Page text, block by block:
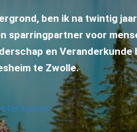
ben ik na twintig
sparringpartner voor
en Veranderkunde
te Zwolle.
kennen